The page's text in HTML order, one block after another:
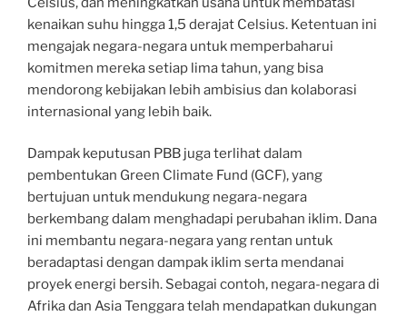
kenaikan suhu hingga 1,5 derajat Celsius. Ketentuan ini
mengajak negara-negara untuk memperbaharui
komitmen mereka setiap lima tahun, yang bisa
mendorong kebijakan lebih ambisius dan kolaborasi
internasional yang lebih baik.
Dampak keputusan PBB juga terlihat dalam
pembentukan Green Climate Fund (GCF), yang
bertujuan untuk mendukung negara-negara
berkembang dalam menghadapi perubahan iklim. Dana
ini membantu negara-negara yang rentan untuk
beradaptasi dengan dampak iklim serta mendanai
proyek energi bersih. Sebagai contoh, negara-negara di
Afrika dan Asia Tenggara telah mendapatkan dukungan